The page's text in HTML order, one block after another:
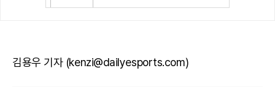
김용우 기자 (kenzi@dailyesports.com)